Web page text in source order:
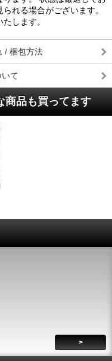
れる場合がございます。
します。
/ 梱包方法
て
商品も買ってます
>